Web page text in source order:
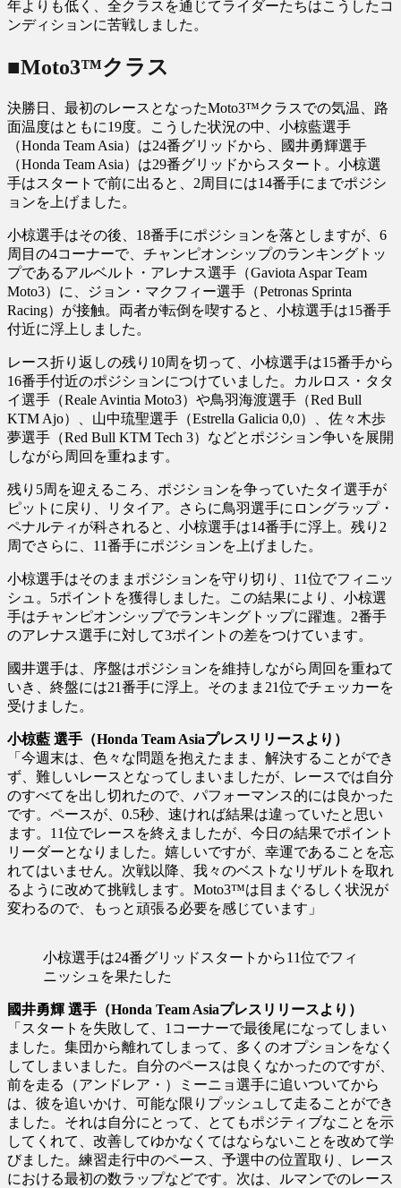
年よりも低く、全クラスを通じてライダーたちはこうしたコ
ンディションに苦戦しました。
■Moto3™クラス
決勝日、最初のレースとなったMoto3™クラスでの気温、路
面温度はともに19度。こうした状況の中、小椋藍選手
（Honda Team Asia）は24番グリッドから、國井勇輝選手
（Honda Team Asia）は29番グリッドからスタート。小椋選
手はスタートで前に出ると、2周目には14番手にまでポジシ
ョンを上げました。
小椋選手はその後、18番手にポジションを落としますが、6
周目の4コーナーで、チャンピオンシップのランキングトッ
プであるアルベルト・アレナス選手（Gaviota Aspar Team
Moto3）に、ジョン・マクフィー選手（Petronas Sprinta
Racing）が接触。両者が転倒を喫すると、小椋選手は15番手
付近に浮上しました。
レース折り返しの残り10周を切って、小椋選手は15番手から
16番手付近のポジションにつけていました。カルロス・タタ
イ選手（Reale Avintia Moto3）や鳥羽海渡選手（Red Bull
KTM Ajo）、山中琉聖選手（Estrella Galicia 0,0）、佐々木歩
夢選手（Red Bull KTM Tech 3）などとポジション争いを展開
しながら周回を重ねます。
残り5周を迎えるころ、ポジションを争っていたタイ選手が
ピットに戻り、リタイア。さらに鳥羽選手にロングラップ・
ペナルティが科されると、小椋選手は14番手に浮上。残り2
周でさらに、11番手にポジションを上げました。
小椋選手はそのままポジションを守り切り、11位でフィニッ
シュ。5ポイントを獲得しました。この結果により、小椋選
手はチャンピオンシップでランキングトップに躍進。2番手
のアレナス選手に対して3ポイントの差をつけています。
國井選手は、序盤はポジションを維持しながら周回を重ねて
いき、終盤には21番手に浮上。そのまま21位でチェッカーを
受けました。
小椋藍 選手（Honda Team Asiaプレスリリースより）
「今週末は、色々な問題を抱えたまま、解決することができ
ず、難しいレースとなってしまいましたが、レースでは自分
のすべてを出し切れたので、パフォーマンス的には良かった
です。ペースが、0.5秒、速ければ結果は違っていたと思い
ます。11位でレースを終えましたが、今日の結果でポイント
リーダーとなりました。嬉しいですが、幸運であることを忘
れてはいません。次戦以降、我々のベストなリザルトを取れ
るように改めて挑戦します。Moto3™は目まぐるしく状況が
変わるので、もっと頑張る必要を感じています」
小椋選手は24番グリッドスタートから11位でフィ
ニッシュを果たした
國井勇輝 選手（Honda Team Asiaプレスリリースより）
「スタートを失敗して、1コーナーで最後尾になってしまい
ました。集団から離れてしまって、多くのオプションをなく
してしまいました。自分のペースは良くなかったのですが、
前を走る（アンドレア・）ミーニョ選手に追いついてから
は、彼を追いかけ、可能な限りプッシュして走ることができ
ました。それは自分にとって、とてもポジティブなことを示
してくれて、改善してゆかなくてはならないことを改めて学
びました。練習走行中のペース、予選中の位置取り、レース
における最初の数ラップなどです。次は、ルマンでのレース